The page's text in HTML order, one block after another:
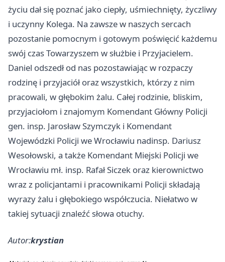
życiu dał się poznać jako ciepły, uśmiechnięty, życzliwy
i uczynny Kolega. Na zawsze w naszych sercach
pozostanie pomocnym i gotowym poświęcić każdemu
swój czas Towarzyszem w służbie i Przyjacielem.
Daniel odszedł od nas pozostawiając w rozpaczy
rodzinę i przyjaciół oraz wszystkich, którzy z nim
pracowali, w głębokim żalu. Całej rodzinie, bliskim,
przyjaciołom i znajomym Komendant Główny Policji
gen. insp. Jarosław Szymczyk i Komendant
Wojewódzki Policji we Wrocławiu nadinsp. Dariusz
Wesołowski, a także Komendant Miejski Policji we
Wrocławiu mł. insp. Rafał Siczek oraz kierownictwo
wraz z policjantami i pracownikami Policji składają
wyrazy żalu i głębokiego współczucia. Niełatwo w
takiej sytuacji znaleźć słowa otuchy.
Autor:krystian